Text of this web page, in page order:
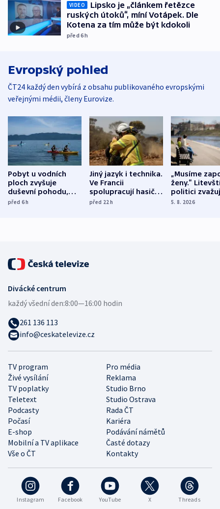
VIDEO
Lipsko je „článkem řetězce
ruských útoků“, míní Votápek. Dle
Kotena za tím může být kdokoli
před 6h
Evropský pohled
ČT24 každý den vybírá z obsahu publikovaného evropskými
veřejnými médii, členy Eurovize.
Pobyt u vodních
ploch zvyšuje
duševní pohodu,
ukázala
před 6h
Jiný jazyk i technika.
Ve Francii
spolupracují hasiči z
různých zemí
před 22h
„Musíme
ženy.“
politici
dohodu o
5. 8. 2026
Instagram Facebook YouTube X Threads
TV program
Pro média
Živé vysílání
Reklama
TV poplatky
Studio Brno
Teletext
Studio Ostrava
Podcasty
Rada ČT
Počasí
Kariéra
E-shop
Podávání námětů
Mobilní a TV aplikace
Časté dotazy
Vše o ČT
Kontakty
Divácké centrum
každý všední den:8:00—16:00 hodin
261 136 113
info@ceskatelevize.cz